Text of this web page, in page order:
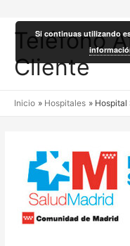
Teléfono
Cliente
Inicio Hospitales Hospital
Si continuas utilizando